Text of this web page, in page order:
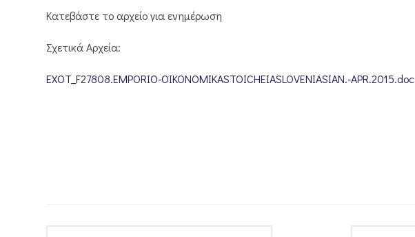
Κατεβάστε το αρχείο για ενημέρωση
Σχετικά Αρχεία:
EXOT_F27808.EMPORIO-OIKONOMIKASTOICHEIASLOVENIASIAN.-APR.2015.doc